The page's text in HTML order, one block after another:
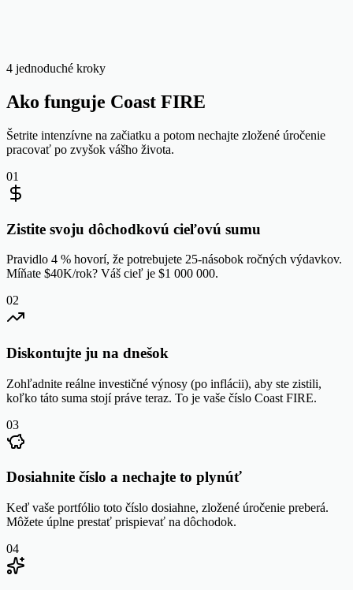
4 jednoduché kroky
Ako funguje Coast FIRE
Šetrite intenzívne na začiatku a potom nechajte zložené úročenie
pracovať po zvyšok vášho života.
01
Zistite svoju dôchodkovú cieľovú sumu
Pravidlo 4 % hovorí, že potrebujete 25-násobok ročných výdavkov.
Míňate $40K/rok? Váš cieľ je $1 000 000.
02
Diskontujte ju na dnešok
Zohľadnite reálne investičné výnosy (po inflácii), aby ste zistili,
koľko táto suma stojí práve teraz. To je vaše číslo Coast FIRE.
03
Dosiahnite číslo a nechajte to plynúť
Keď vaše portfólio toto číslo dosiahne, zložené úročenie preberá.
Môžete úplne prestať prispievať na dôchodok.
04